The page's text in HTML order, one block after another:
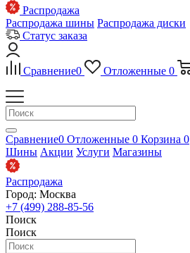
Распродажа
Распродажа шины Распродажа диски
Статус заказа
Сравнение0 Отложенные 0
Сравнение0 Отложенные 0 Корзина 0
Шины Акции Услуги Магазины
Распродажа
Город: Москва
+7 (499) 288-85-56
Поиск
Поиск